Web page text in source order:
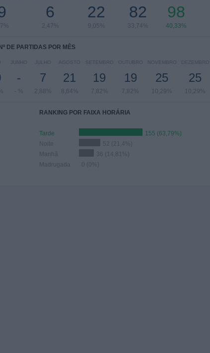
6
2,47%
22
9,05%
82
33,74%
98
40,33%
Nº DE PARTIDAS POR MÊS
JUNHO
-
- %
JULHO
7
2,88%
AGOSTO
21
8,64%
SETEMBRO
19
7,82%
OUTUBRO
19
7,82%
NOVEMBRO
25
10,29%
DEZEMBRO
25
10,29%
RANKING POR FAIXA HORÁRIA
Tarde
155 (63,79%)
Noite
52 (21,4%)
Manhã
36 (14,81%)
Madrugada
0 (0%)